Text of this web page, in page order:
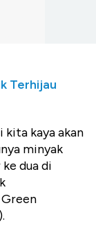
Terhijau
kita kaya akan
minyak
dua di